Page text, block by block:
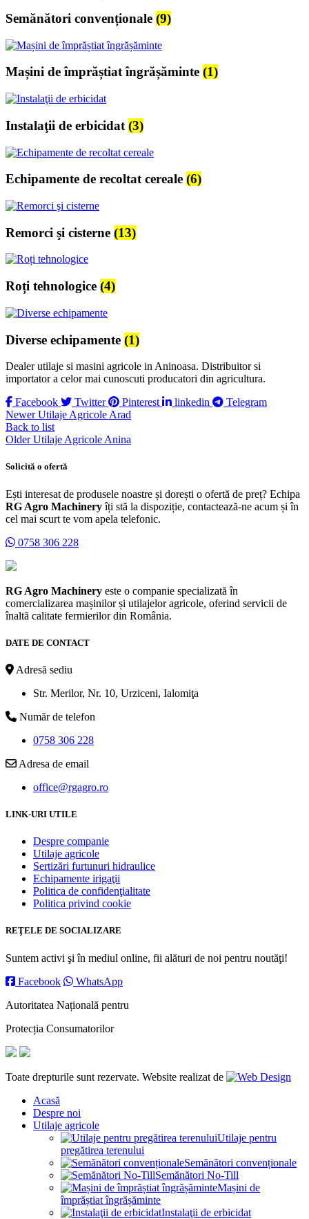
Semănători convenționale (9)
Mașini de împrăștiat îngrășăminte (1)
Instalaţii de erbicidat (3)
Echipamente de recoltat cereale (6)
Remorci şi cisterne (13)
Roți tehnologice (4)
Diverse echipamente (1)
Dealer utilaje si masini agricole in Aninoasa. Distribuitor si
importator a celor mai cunoscuti producatori din agricultura.
Facebook
Twitter Pinterest linkedin
Telegram
Newer Utilaje Agricole Arad
Back to list
Older Utilaje Agricole Anina
Solicită o ofertă
Ești interesat de produsele noastre și dorești o ofertă de preț? Echipa
RG Agro Machineryîți stă la dispoziție, contactează-ne acum și în
cel mai scurt te vom apela telefonic.
0758 306 228
RG Agro Machinery este o companie specializată în
comercializarea mașinilor și utilajelor agricole, oferind servicii de
înaltă calitate fermierilor din România.
DATE DE CONTACT
Adresă sediu
Str. Merilor, Nr. 10, Urziceni, Ialomiţa
Număr de telefon
0758 306 228
Adresa de email
office@rgagro.ro
LINK-URI UTILE
Despre companie
Utilaje agricole
Sertizări furtunuri hidraulice
Echipamente irigaţii
Politica de confidenţialitate
Politica privind cookie
REŢELE DE SOCIALIZARE
Suntem activi şi în mediul online, fii alături de noi pentru noutăţi!
Facebook
WhatsApp
Autoritatea Națională pentru
Protecția Consumatorilor
Toate drepturile sunt rezervate. Website realizat de
Acasă
Despre noi
Utilaje agricole
Utilaje pentru
pregătirea terenului
Semănători convenționale
Semănători No-Till
Mașini de
împrăștiat îngrășăminte
Instalaţii de erbicidat